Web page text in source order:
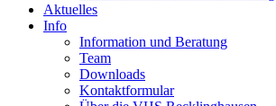
Aktuelles
Info
Information und Beratung
Team
Downloads
Kontaktformular